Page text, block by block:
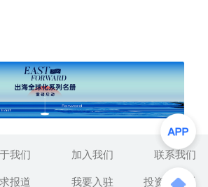
我们 加入我们
联系我们
报道 我要入驻 投资者关系